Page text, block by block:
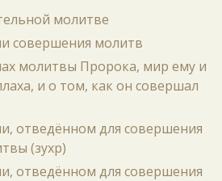
молитве
совершения молитв
молитвы Пророка, мир ему и
и о том, как он совершал
отведённом для совершения
(зухр)
отведённом для совершения